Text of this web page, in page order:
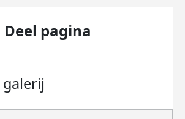
Deel pagina
galerij